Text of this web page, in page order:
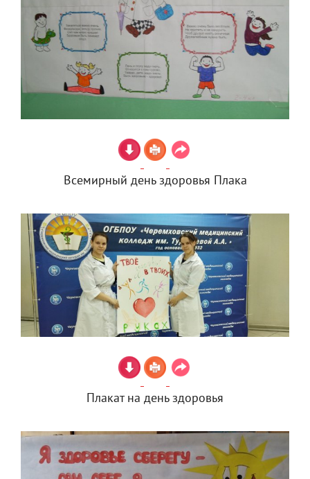
Всемирный день здоровья Плака
Плакат на день здоровья